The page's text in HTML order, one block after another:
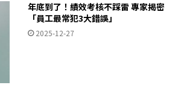
年底到了！績效考核不踩雷 專家揭密
「員工最常犯3大錯誤」
2025-12-27